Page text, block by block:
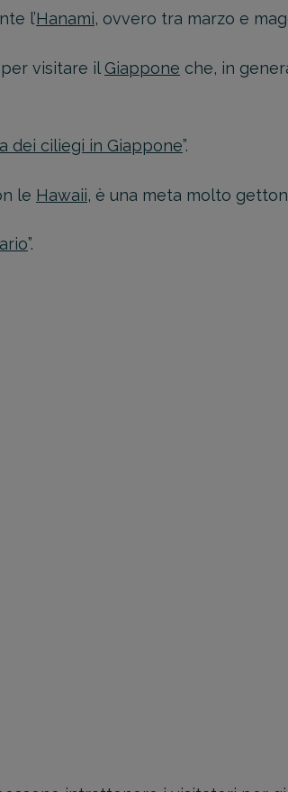
l’Hanami, ovvero tra marzo e
visitare il Giappone che, in
dei ciliegi in Giappone”.
le Hawaii, è una meta molto
”.